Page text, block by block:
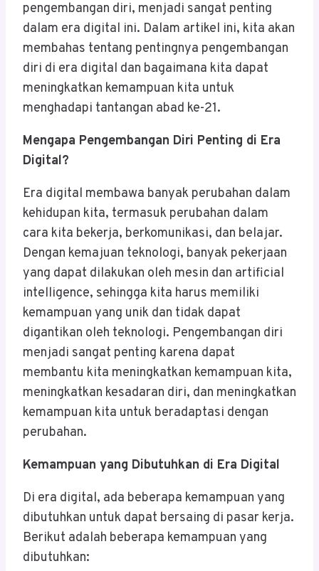
pengembangan diri, menjadi sangat penting
dalam era digital ini. Dalam artikel ini, kita akan
membahas tentang pentingnya pengembangan
diri di era digital dan bagaimana kita dapat
meningkatkan kemampuan kita untuk
menghadapi tantangan abad ke-21.
Mengapa Pengembangan Diri Penting di Era
Digital?
Era digital membawa banyak perubahan dalam
kehidupan kita, termasuk perubahan dalam
cara kita bekerja, berkomunikasi, dan belajar.
Dengan kemajuan teknologi, banyak pekerjaan
yang dapat dilakukan oleh mesin dan artificial
intelligence, sehingga kita harus memiliki
kemampuan yang unik dan tidak dapat
digantikan oleh teknologi. Pengembangan diri
menjadi sangat penting karena dapat
membantu kita meningkatkan kemampuan kita,
meningkatkan kesadaran diri, dan meningkatkan
kemampuan kita untuk beradaptasi dengan
perubahan.
Kemampuan yang Dibutuhkan di Era Digital
Di era digital, ada beberapa kemampuan yang
dibutuhkan untuk dapat bersaing di pasar kerja.
Berikut adalah beberapa kemampuan yang
dibutuhkan: